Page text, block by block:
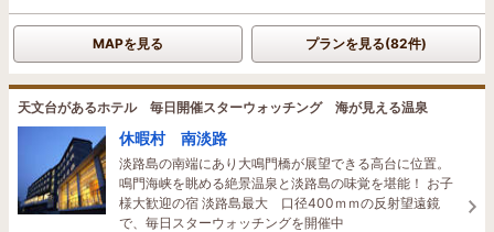
MAPを見る プランを見る(82件)
天文台があるホテル 毎日開催スターウォッチング 海が見える温泉
休暇村 南淡路
淡路島の南端にあり大鳴門橋が展望できる高台に位置。
鳴門海峡を眺める絶景温泉と淡路島の味覚を堪能！ お子
様大歓迎の宿 淡路島最大 口径400ｍｍの反射望遠鏡
で、毎日スターウォッチングを開催中